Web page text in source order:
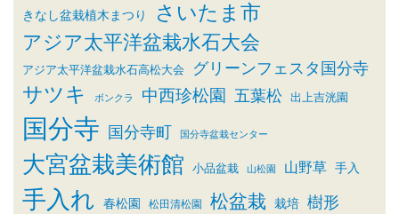
きなし盆栽植木まつり さいたま市
アジア太平洋盆栽水石大会
アジア太平洋盆栽水石高松大会 グリーンフェスタ国分寺
サツキ ボンクラ 中西珍松園 五葉松 出上吉洸園
国分寺 国分寺町 国分寺盆栽センター
大宮盆栽美術館 小品盆栽 山松園 山野草 手入
手入れ 春松園 松田清松園 松盆栽 栽培 樹形